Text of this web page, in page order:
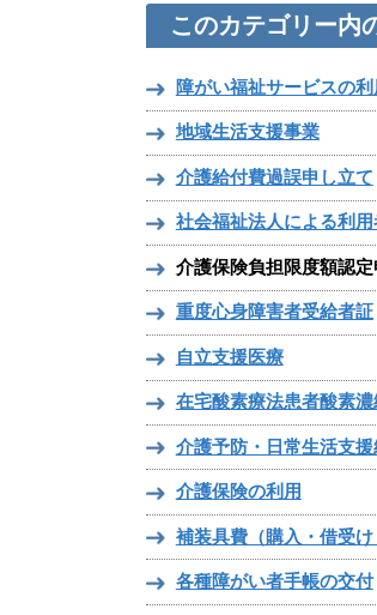
このカテゴリー内
障がい福祉サービスの利
地域生活支援事業
介護給付費過誤申し立て
社会福祉法人による利
介護保険負担限度額認定
重度心身障害者受給者証
自立支援医療
在宅酸素療法患者酸素
介護予防・日常生活支
介護保険の利用
補装具費（購入・借受
各種障がい者手帳の交付